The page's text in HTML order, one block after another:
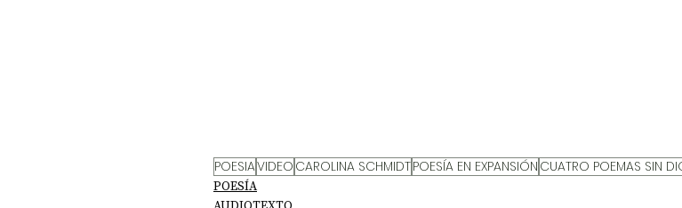
POESIAVIDEO CAROLINA SCHMIDTPOESÍA EN EXPANSIÓN CUATRO POEMAS SIN
POESÍA